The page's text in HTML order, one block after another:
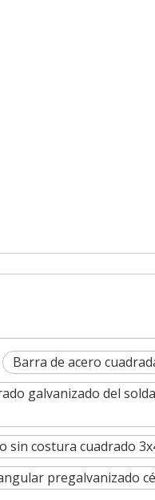
Barra de acero
galvanizado del
sin costura cuadrado
pregalvanizado